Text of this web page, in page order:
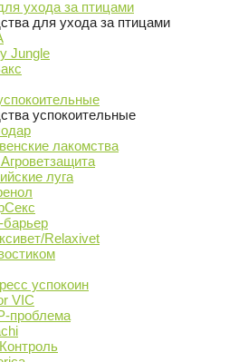
ухода за птицами
для ухода за птицами
Jungle
успокоительные
лакомства
луга
Relaxivet
успокоин
VIC
проблема